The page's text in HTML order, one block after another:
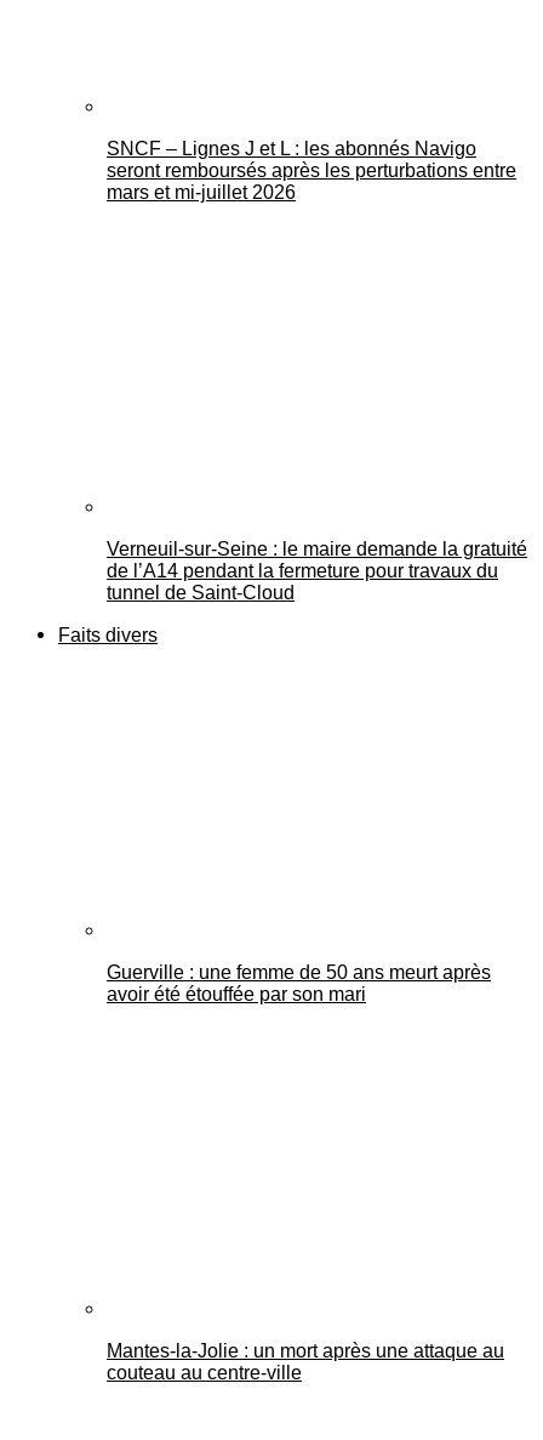
SNCF – Lignes J et L : les abonnés Navigo
seront remboursés après les perturbations entre
mars et mi-juillet 2026
Verneuil-sur-Seine : le maire demande la gratuité
de l’A14 pendant la fermeture pour travaux du
tunnel de Saint-Cloud
Faits divers
Guerville : une femme de 50 ans meurt après
avoir été étouffée par son mari
Mantes-la-Jolie : un mort après une attaque au
couteau au centre-ville